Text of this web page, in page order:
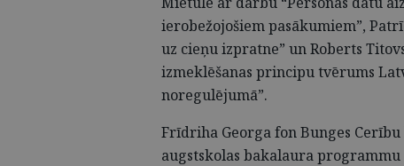
ierobežojošiem pasākumiem”,
uz cieņu izpratne” un Roberts
izmeklēšanas principu tvērums
noregulējumā”.
Frīdriha Georga fon Bunges
augstskolas bakalaura